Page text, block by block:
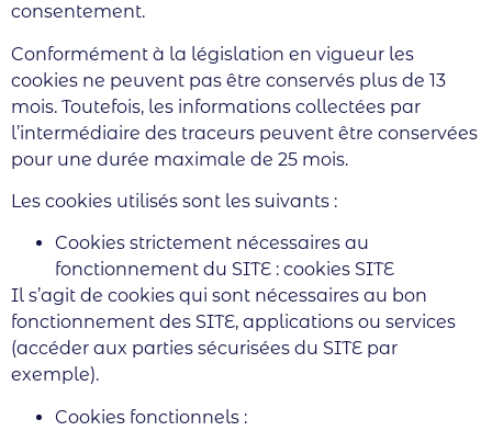
consentement.
Conformément à la législation en vigueur les
cookies ne peuvent pas être conservés plus de 13
mois. Toutefois, les informations collectées par
l’intermédiaire des traceurs peuvent être conservées
pour une durée maximale de 25 mois.
Les cookies utilisés sont les suivants :
Cookies strictement nécessaires au
fonctionnement du SITE : cookies SITE
Il s’agit de cookies qui sont nécessaires au bon
fonctionnement des SITE, applications ou services
(accéder aux parties sécurisées du SITE par
exemple).
Cookies fonctionnels :